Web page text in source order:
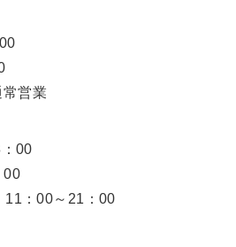
営業
00
00
11：00～21：00